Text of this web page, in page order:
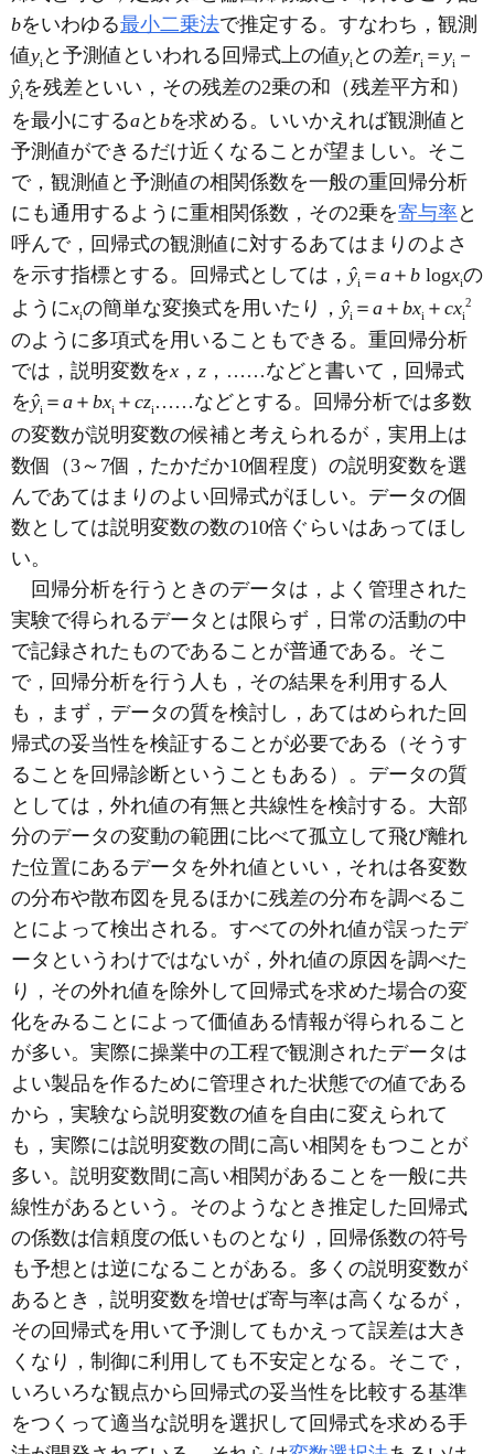
bをいわゆる最小二乗法で推定する。すなわち，観測
値yi と予測値といわれる回帰式上の値yi との差ri ＝ yi －
ŷi を残差といい，その残差の2乗の和（残差平方和）
を最小にするaと bを求める。いいかえれば観測値と
予測値ができるだけ近くなることが望ましい。そこ
で，観測値と予測値の相関係数を一般の重回帰分析
にも通用するように重相関係数，その2乗を寄与率と
呼んで，回帰式の観測値に対するあてはまりのよさ
を示す指標とする。回帰式としては， ŷi ＝ a ＋ b logxiの
ようにxiの簡単な変換式を用いたり， ŷi ＝ a ＋ bxi ＋ cxi
2
のように多項式を用いることもできる。重回帰分析
では，説明変数をx ， z ，……などと書いて，回帰式
をŷi ＝ a ＋ bxi ＋ czi ……などとする。回帰分析では多数
の変数が説明変数の候補と考えられるが，実用上は
数個（3～7個，たかだか10個程度）の説明変数を選
んであてはまりのよい回帰式がほしい。データの個
数としては説明変数の数の10倍ぐらいはあってほし
い。
回帰分析を行うときのデータは，よく管理された
実験で得られるデータとは限らず，日常の活動の中
で記録されたものであることが普通である。そこ
で，回帰分析を行う人も，その結果を利用する人
も，まず，データの質を検討し，あてはめられた回
帰式の妥当性を検証することが必要である（そうす
ることを回帰診断ということもある）。データの質
としては，外れ値の有無と共線性を検討する。大部
分のデータの変動の範囲に比べて孤立して飛び離れ
た位置にあるデータを外れ値といい，それは各変数
の分布や散布図を見るほかに残差の分布を調べるこ
とによって検出される。すべての外れ値が誤ったデ
ータというわけではないが，外れ値の原因を調べた
り，その外れ値を除外して回帰式を求めた場合の変
化をみることによって価値ある情報が得られること
が多い。実際に操業中の工程で観測されたデータは
よい製品を作るために管理された状態での値である
から，実験なら説明変数の値を自由に変えられて
も，実際には説明変数の間に高い相関をもつことが
多い。説明変数間に高い相関があることを一般に共
線性があるという。そのようなとき推定した回帰式
の係数は信頼度の低いものとなり，回帰係数の符号
も予想とは逆になることがある。多くの説明変数が
あるとき，説明変数を増せば寄与率は高くなるが，
その回帰式を用いて予測してもかえって誤差は大き
くなり，制御に利用しても不安定となる。そこで，
いろいろな観点から回帰式の妥当性を比較する基準
をつくって適当な説明を選択して回帰式を求める手